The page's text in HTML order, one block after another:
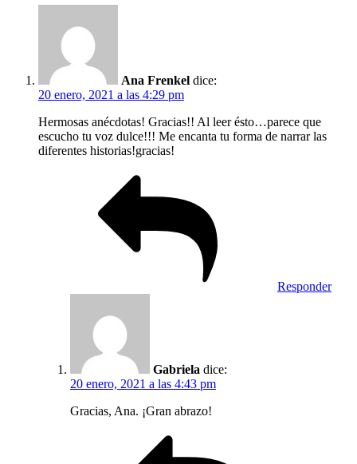
Ana Frenkel dice:
20 enero, 2021 a las 4:29 pm
Hermosas anécdotas! Gracias!! Al leer ésto…parece que
escucho tu voz dulce!!! Me encanta tu forma de narrar las
diferentes historias!gracias!
Responder
Gabriela dice:
20 enero, 2021 a las 4:43 pm
Gracias, Ana. ¡Gran abrazo!